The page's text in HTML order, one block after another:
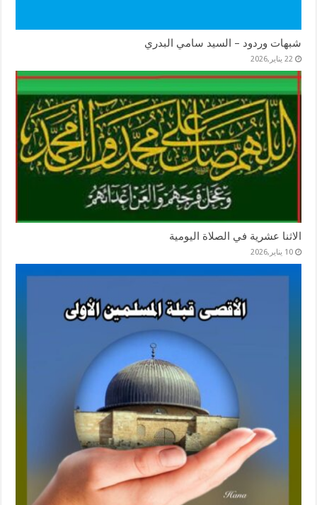
شبهات وردود – السيد سامي البدري
22 يناير,2026
الاثنا عشرية في الصلاة اليومية
10 يناير,2026